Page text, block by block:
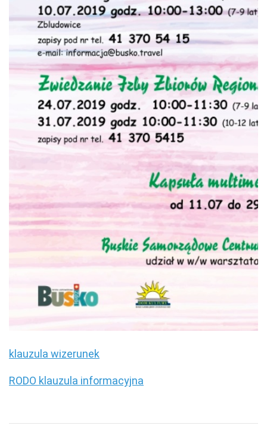
klauzula wizerunek
RODO klauzula informacyjna